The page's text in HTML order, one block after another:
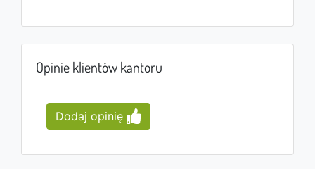
Opinie klientów kantoru
Dodaj opinię